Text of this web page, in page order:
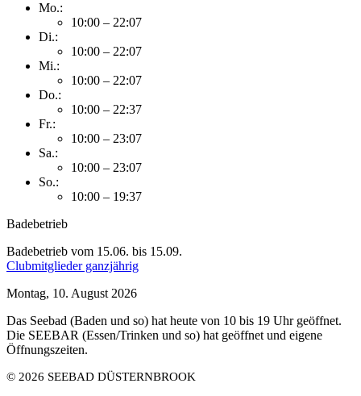
Mo.:
10:00 – 22:07
Di.:
10:00 – 22:07
Mi.:
10:00 – 22:07
Do.:
10:00 – 22:37
Fr.:
10:00 – 23:07
Sa.:
10:00 – 23:07
So.:
10:00 – 19:37
Badebetrieb
Badebetrieb vom 15.06. bis 15.09.
Clubmitglieder ganzjährig
Montag, 10. August 2026
Das Seebad (Baden und so) hat heute von 10 bis 19 Uhr geöffnet.
Die SEEBAR (Essen/Trinken und so) hat geöffnet und eigene
Öffnungszeiten.
© 2026 SEEBAD DÜSTERNBROOK